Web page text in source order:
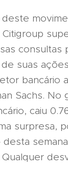
consultas
suas
bancário
Sachs. No
caiu
surpresa,